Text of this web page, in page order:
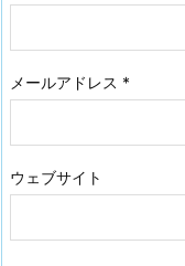
メールアドレス *
ウェブサイト